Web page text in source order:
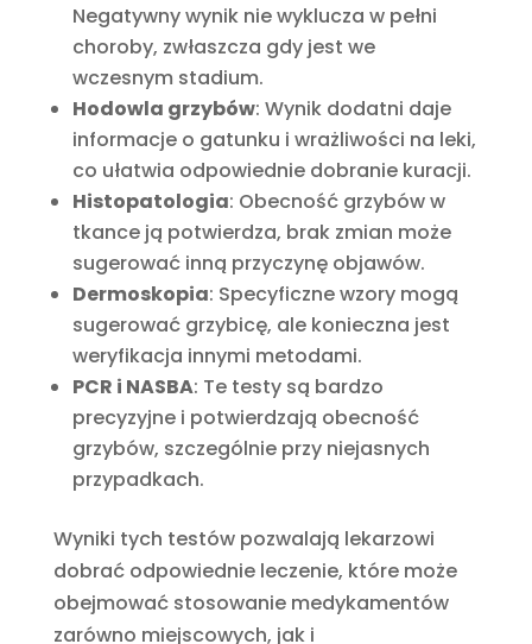
Negatywny wynik nie wyklucza w pełni
choroby, zwłaszcza gdy jest we
wczesnym stadium.
Hodowla grzybów: Wynik dodatni daje
informacje o gatunku i wrażliwości na leki,
co ułatwia odpowiednie dobranie kuracji.
Histopatologia: Obecność grzybów w
tkance ją potwierdza, brak zmian może
sugerować inną przyczynę objawów.
Dermoskopia: Specyficzne wzory mogą
sugerować grzybicę, ale konieczna jest
weryfikacja innymi metodami.
PCR i NASBA: Te testy są bardzo
precyzyjne i potwierdzają obecność
grzybów, szczególnie przy niejasnych
przypadkach.
Wyniki tych testów pozwalają lekarzowi
dobrać odpowiednie leczenie, które może
obejmować stosowanie medykamentów
zarówno miejscowych, jak i